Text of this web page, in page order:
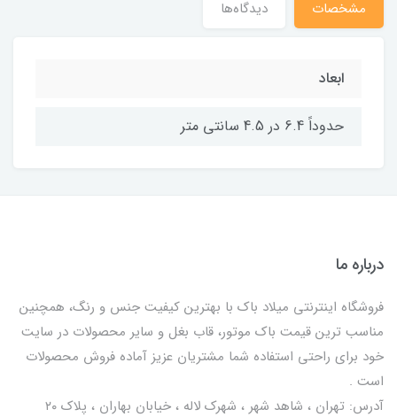
مشخصات دیدگاه‌ها
ابعاد
حدوداً 6.4 در 4.5 سانتی متر
درباره ما
فروشگاه اینترنتی میلاد باک با بهترین کیفیت جنس و رنگ، همچنین
مناسب ترین قیمت باک موتور، قاب بغل و سایر محصولات در سایت
خود برای راحتی استفاده شما مشتریان عزیز آماده فروش محصولات
است .
آدرس: تهران ، شاهد شهر ، شهرک لاله ، خیابان بهاران ، پلاک ۲۰